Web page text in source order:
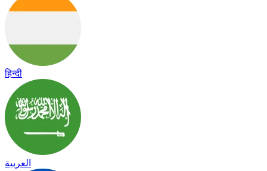
हिन्दी
العربية